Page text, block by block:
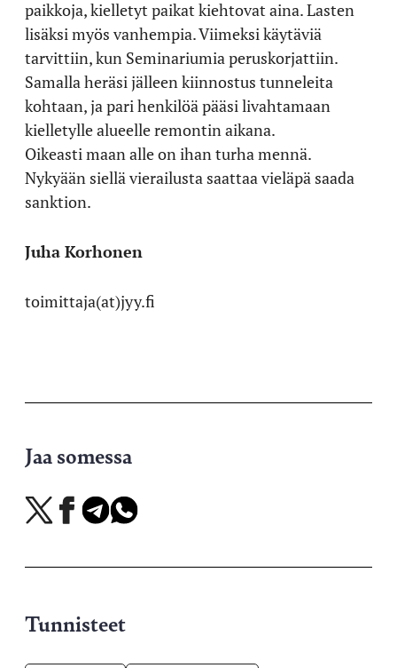
paikkoja, kielletyt paikat kiehtovat aina. Lasten
lisäksi myös vanhempia. Viimeksi käytäviä
tarvittiin, kun Seminariumia peruskorjattiin.
Samalla heräsi jälleen kiinnostus tunneleita
kohtaan, ja pari henkilöä pääsi livahtamaan
kielletylle alueelle remontin aikana.
Oikeasti maan alle on ihan turha mennä.
Nykyään siellä vierailusta saattaa vieläpä saada
sanktion.
Juha Korhonen
toimittaja(at)jyy.fi
Jaa somessa
Jaa
X-
Jaa
Facebookissa
Jaa
Telegramissa
Jaa
WhatsAppissa
Tunnisteet